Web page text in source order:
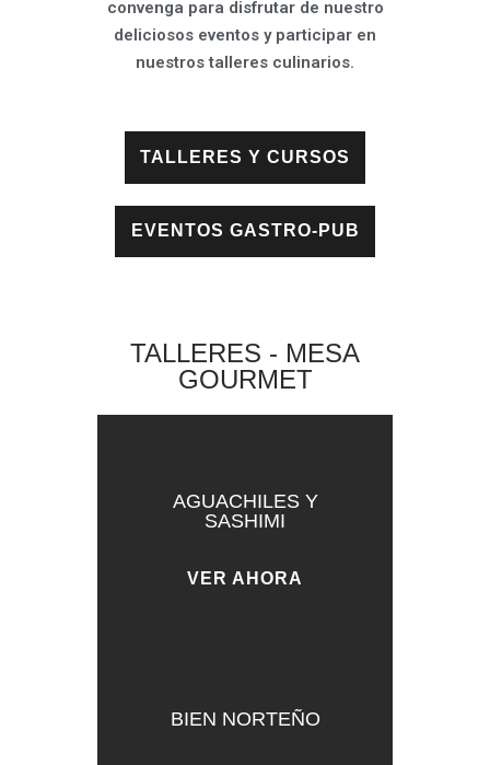
convenga para disfrutar de nuestro
deliciosos eventos y participar en
nuestros talleres culinarios.
TALLERES Y CURSOS
EVENTOS GASTRO-PUB
TALLERES - MESA
GOURMET
AGUACHILES Y
SASHIMI
VER AHORA
BIEN NORTEÑO